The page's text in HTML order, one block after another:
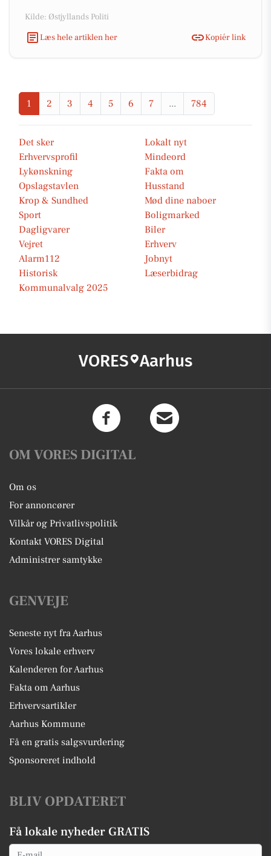
Kilde: Østjyllands Politi
Læs hele artiklen her
Kopiér link
1 2 3 4 5 6 7 ... 784
Det sker
Lokalt nyt
Erhvervsprofil
Mindeord
Lykønskning
Fakta om
Opslagstavlen
Husstand
Krop & Sundhed
Mød dine naboer
Sport
Boligmarked
Dagligvarer
Biler
Vejret
Erhverv
Alarm112
Jobnyt
Historisk
Læserbidrag
Kommunalvalg 2025
VORES Aarhus
OM VORES DIGITAL
Om os
For annoncører
Vilkår og Privatlivspolitik
Kontakt VORES Digital
Administrer samtykke
GENVEJE
Seneste nyt fra Aarhus
Vores lokale erhverv
Kalenderen for Aarhus
Fakta om Aarhus
Erhvervsartikler
Aarhus Kommune
Få en gratis salgsvurdering
Sponsoreret indhold
BLIV OPDATERET
Få lokale nyheder GRATIS
Email